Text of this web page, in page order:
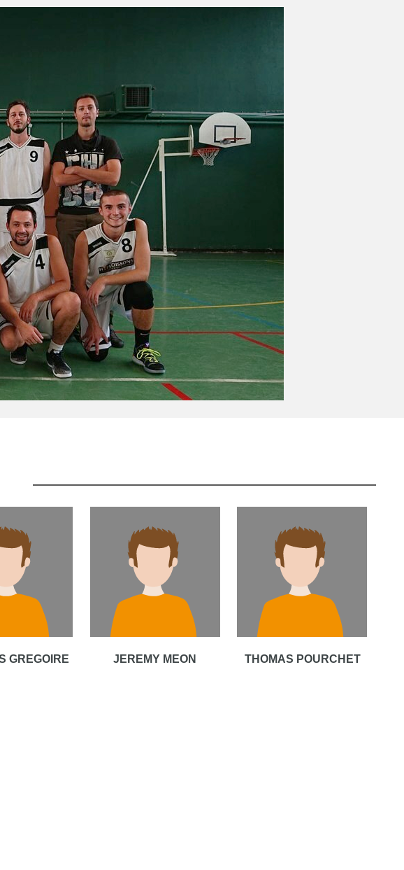
GREGOIRE JEREMY MEON THOMAS POURCHET